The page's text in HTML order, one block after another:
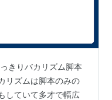
きりバカリズム脚本
リズムは脚本のみの
していて多才で幅広